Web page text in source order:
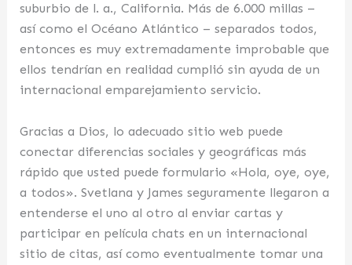
suburbio de l. a., California. Más de 6.000 millas –
así como el Océano Atlántico – separados todos,
entonces es muy extremadamente improbable que
ellos tendrían en realidad cumplió sin ayuda de un
internacional emparejamiento servicio.
Gracias a Dios, lo adecuado sitio web puede
conectar diferencias sociales y geográficas más
rápido que usted puede formulario «Hola, oye, oye,
a todos». Svetlana y James seguramente llegaron a
entenderse el uno al otro al enviar cartas y
participar en película chats en un internacional
sitio de citas, así como eventualmente tomar una